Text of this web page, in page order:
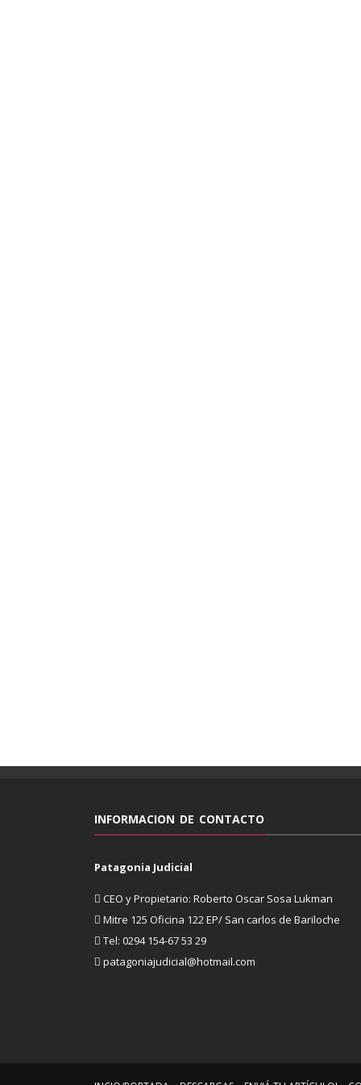
INFORMACION DE CONTACTO
Patagonia Judicial
CEO y Propietario: Roberto Oscar Sosa Lukman
Mitre 125 Oficina 122 EP/ San carlos de Bariloche
Tel: 0294 154-67 53 29
patagoniajudicial@hotmail.com